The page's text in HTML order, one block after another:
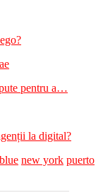
pentru a…
la digital?
new york puerto